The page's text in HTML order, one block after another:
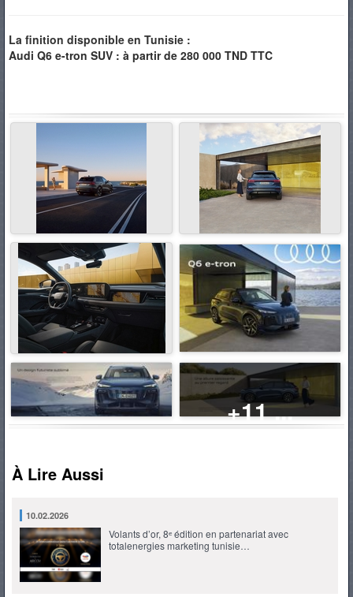
La finition disponible en Tunisie :
Audi Q6 e-tron SUV : à partir de 280 000 TND TTC
+11 ...
À Lire Aussi
10.02.2026
Volants d’or, 8ᵉ édition en partenariat avec
totalenergies marketing tunisie…